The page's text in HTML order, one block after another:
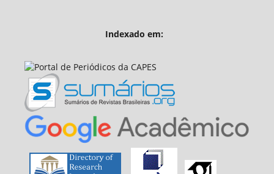
Indexado em: